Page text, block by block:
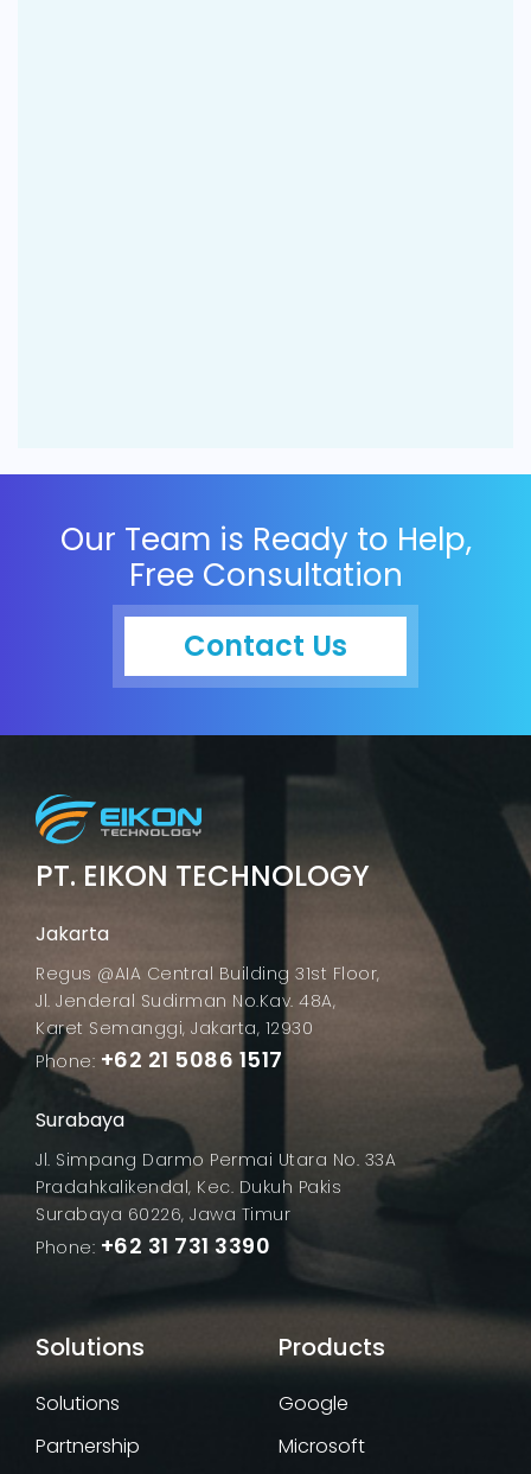
Our Team is Ready to Help,
Free Consultation
Contact Us
PT. EIKON TECHNOLOGY
Jakarta
Regus @AIA Central Building 31st Floor,
Jl. Jenderal Sudirman No.Kav. 48A,
Karet Semanggi, Jakarta, 12930
Phone: +62 21 5086 1517
Surabaya
Jl. Simpang Darmo Permai Utara No. 33A
Pradahkalikendal, Kec. Dukuh Pakis
Surabaya 60226, Jawa Timur
Phone: +62 31 731 3390
Solutions
Partnership
Google
Microsoft